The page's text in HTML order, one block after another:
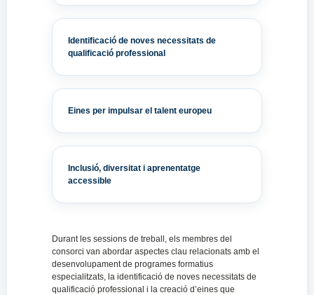
Identificació de noves necessitats de
qualificació professional
Eines per impulsar el talent europeu
Inclusió, diversitat i aprenentatge
accessible
Durant les sessions de treball, els membres del
consorci van abordar aspectes clau relacionats amb el
desenvolupament de programes formatius
especialitzats, la identificació de noves necessitats de
qualificació professional i la creació d’eines que